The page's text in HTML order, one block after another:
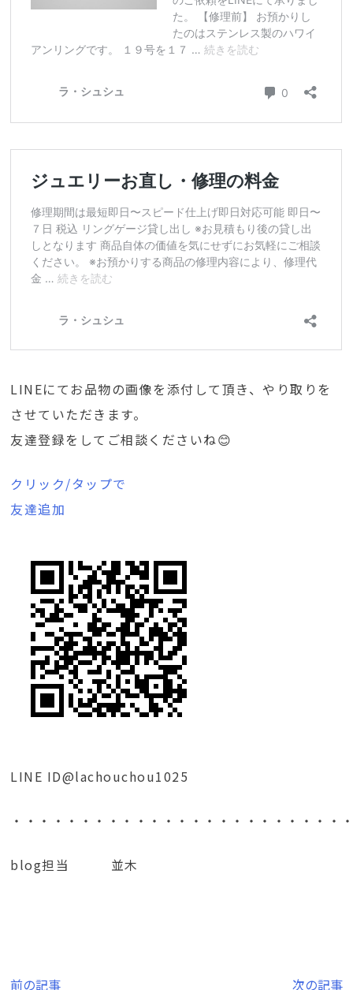
LINEにてお品物の画像を添付して頂き、やり取りを
させていただきます。
友達登録をしてご相談くださいね😊
クリック/タップで
友達追加
LINE ID@lachouchou1025
・・・・・・・・・・・・・・・・・・・・・・・・
blog担当 並木
前の記事 次の記事